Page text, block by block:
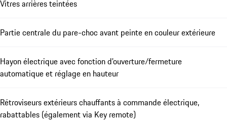
Vitres arrières teintées
Partie centrale du pare-choc avant peinte en couleur extérieure
Hayon électrique avec fonction d’ouverture/fermeture
automatique et réglage en hauteur
Rétroviseurs extérieurs chauffants à commande électrique,
rabattables (également via Key remote)